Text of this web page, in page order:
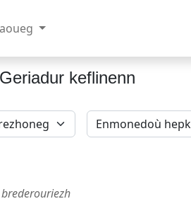
Geriadur keflinenn